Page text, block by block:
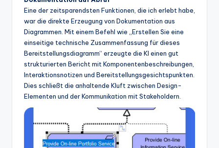
Eine der zeitsparendsten Funktionen, die ich erlebt habe,
war die direkte Erzeugung von Dokumentation aus
Diagrammen. Mit einem Befehl wie „Erstellen Sie eine
einseitige technische Zusammenfassung für dieses
Bereitstellungsdiagramm“ erzeugte die KI einen gut
strukturierten Bericht mit Komponentenbeschreibungen,
Interaktionsnotizen und Bereitstellungsgesichtspunkten.
Dies schließt die anhaltende Kluft zwischen Design-
Elementen und der Kommunikation mit Stakeholdern.